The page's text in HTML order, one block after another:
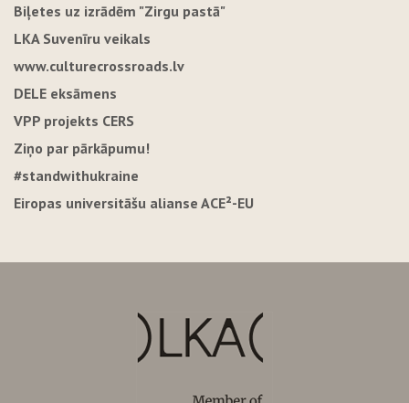
Biļetes uz izrādēm "Zirgu pastā"
LKA Suvenīru veikals
www.culturecrossroads.lv
DELE eksāmens
VPP projekts CERS
Ziņo par pārkāpumu!
#standwithukraine
Eiropas universitāšu alianse ACE²-EU